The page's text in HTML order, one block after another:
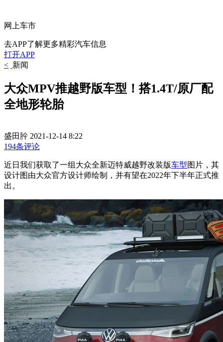
网上车市
去APP了解更多精彩汽车信息
打开APP
< 新闻
大众MPV推越野版车型！搭1.4T/原厂配
全地形轮胎
盛田肸 2021-12-14 8:22
194条评论
近日我们获取了一组大众全新迈特威越野改装版车型图片，其
设计图由大众官方设计师绘制，并有望在2022年下半年正式推
出。